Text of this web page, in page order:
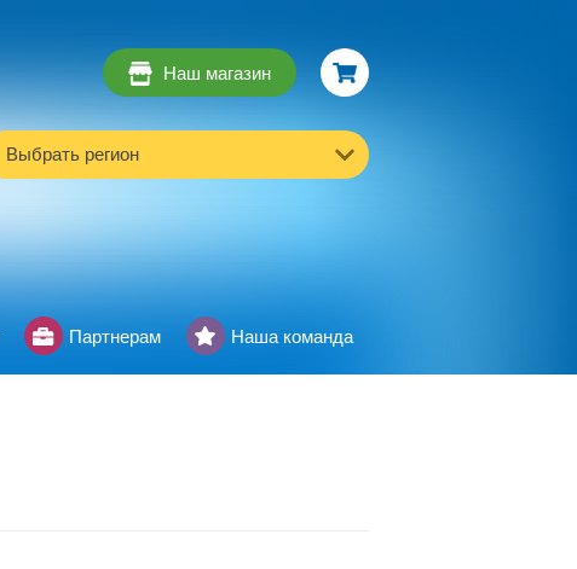
Наш магазин
Выбрать регион
Партнерам Наша команда